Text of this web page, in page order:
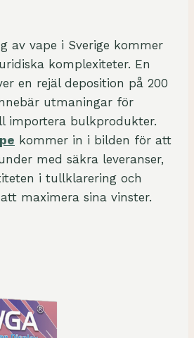
av vape i Sverige kommer
komplexiteter. En
en rejäl deposition på 200
utmaningar för
importera bulkprodukter.
kommer in i bilden för att
med säkra leveranser,
i tullklarering och
maximera sina vinster.